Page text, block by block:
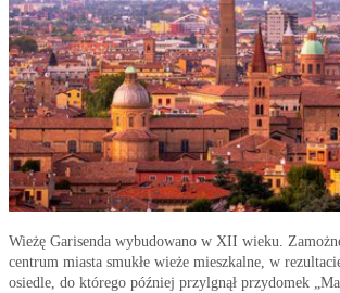
Wieżę Garisenda wybudowano w XII wieku.
centrum miasta smukłe wieże mieszkalne, w
osiedle, do którego później przylgnął przydomek